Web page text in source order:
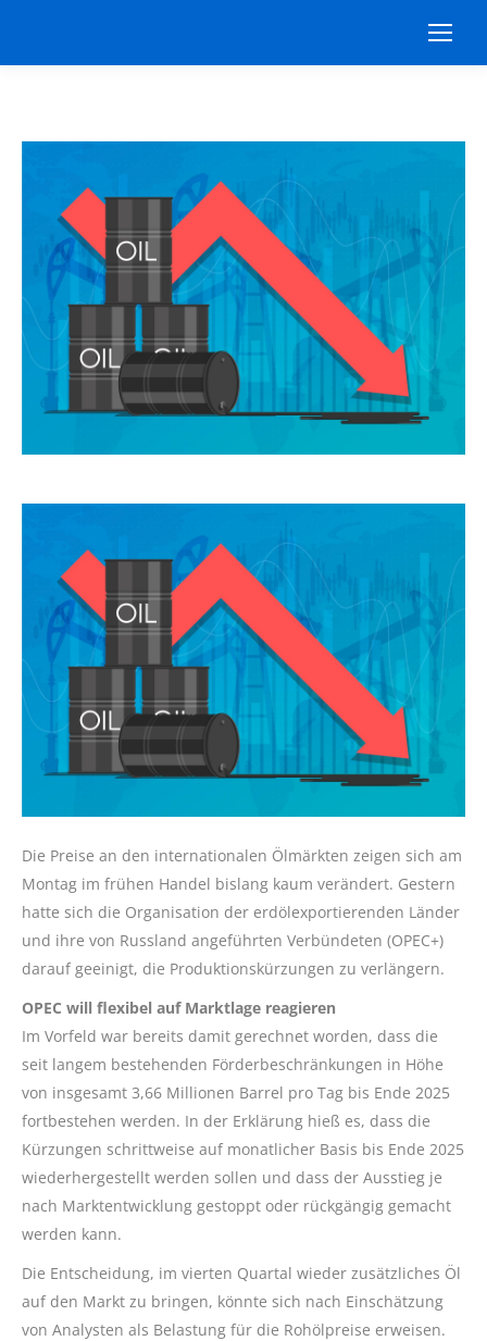
Die Preise an den internationalen Ölmärkten zeigen sich am
Montag im frühen Handel bislang kaum verändert. Gestern
hatte sich die Organisation der erdölexportierenden Länder
und ihre von Russland angeführten Verbündeten (OPEC+)
darauf geeinigt, die Produktionskürzungen zu verlängern.
OPEC will flexibel auf Marktlage reagieren
Im Vorfeld war bereits damit gerechnet worden, dass die
seit langem bestehenden Förderbeschränkungen in Höhe
von insgesamt 3,66 Millionen Barrel pro Tag bis Ende 2025
fortbestehen werden. In der Erklärung hieß es, dass die
Kürzungen schrittweise auf monatlicher Basis bis Ende 2025
wiederhergestellt werden sollen und dass der Ausstieg je
nach Marktentwicklung gestoppt oder rückgängig gemacht
werden kann.
Die Entscheidung, im vierten Quartal wieder zusätzliches Öl
auf den Markt zu bringen, könnte sich nach Einschätzung
von Analysten als Belastung für die Rohölpreise erweisen.